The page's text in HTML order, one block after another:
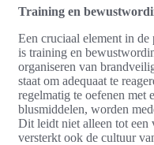
Training en
Een cruciaal element in
is training en
organiseren van
staat om adequaat te
regelmatig te oefenen met
blusmiddelen, worden
Dit leidt niet alleen tot
versterkt ook de cultuur